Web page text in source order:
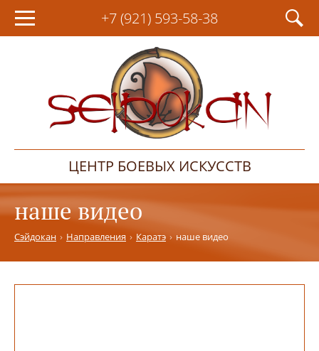
+7 (921) 593-58-38
ЦЕНТР БОЕВЫХ ИСКУССТВ
наше видео
Сэйдокан Направления Каратэ наше видео